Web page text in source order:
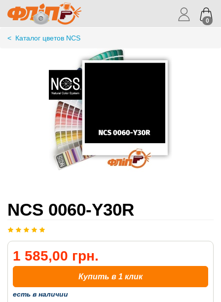
0
< Каталог цветов NCS
NCS 0060-Y30R
1 585,00 грн.
Купить в 1 клик
есть в наличии